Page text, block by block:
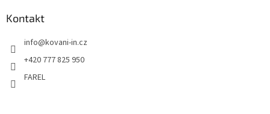
Kontakt
info@kovani-in.cz
+420 777 825 950
FAREL